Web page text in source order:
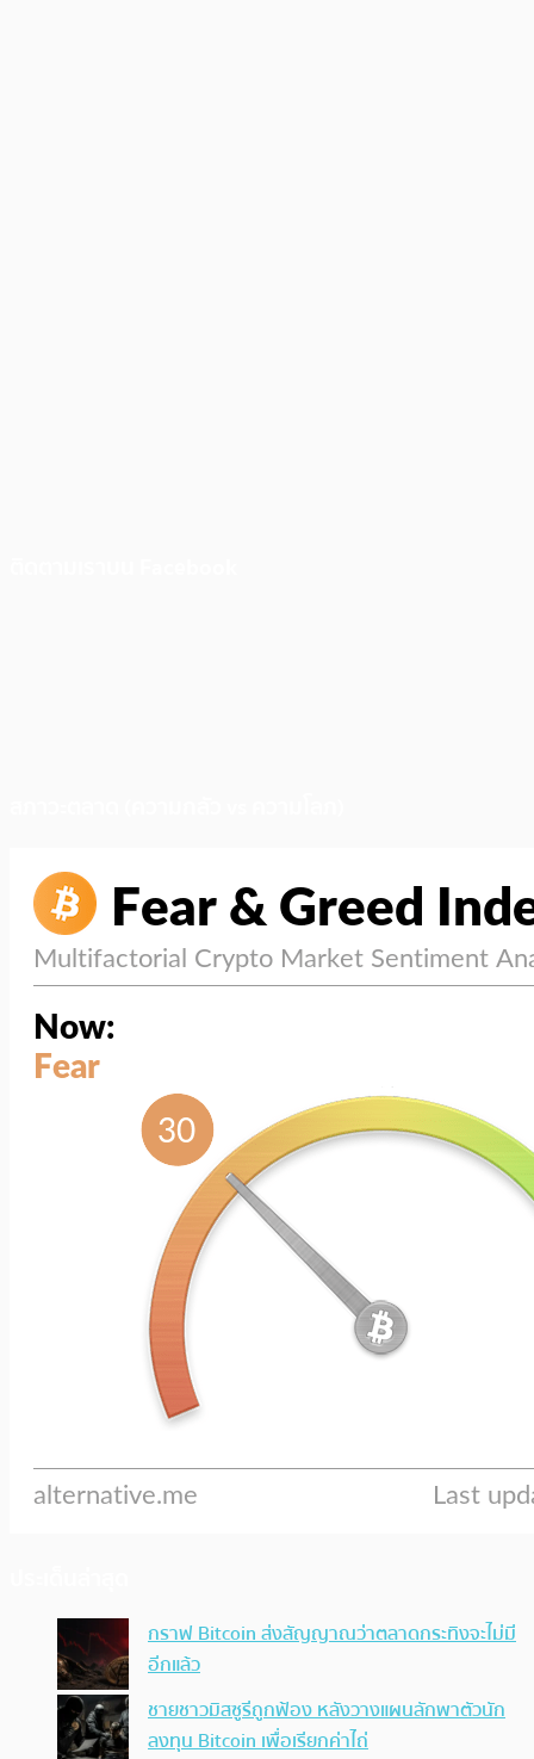
กราฟ Bitcoin ส่งสัญญาณว่าตลาดกระทิงจะไม่มี
อีกแล้ว
ชายชาวมิสซูรีถูกฟ้อง หลังวางแผนลักพาตัวนัก
ลงทุน Bitcoin เพื่อเรียกค่าไถ่